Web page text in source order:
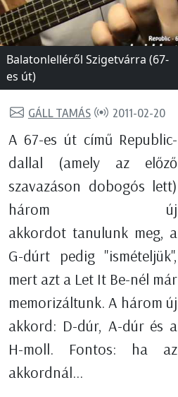
Balatonlelléről Szigetvárra (67-
es út)
GÁLL TAMÁS 2011-02-20
A 67-es út című Republic-
dallal (amely az előző
szavazáson dobogós lett)
három új
akkordot tanulunk meg, a
G-dúrt pedig "ismételjük",
mert azt a Let It Be-nél már
memorizáltunk. A három új
akkord: D-dúr, A-dúr és a
H-moll. Fontos: ha az
akkordnál...